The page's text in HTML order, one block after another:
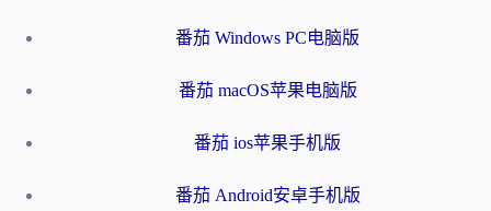
番茄 Windows PC电脑版
番茄 macOS苹果电脑版
番茄 ios苹果手机版
番茄 Android安卓手机版